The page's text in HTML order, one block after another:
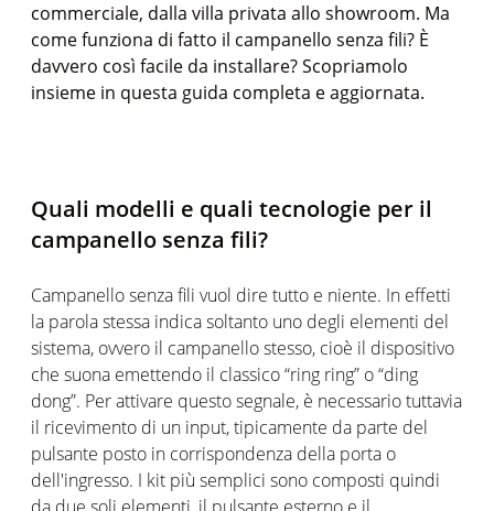
commerciale, dalla villa privata allo showroom. Ma
come funziona di fatto il campanello senza fili? È
davvero così facile da installare? Scopriamolo
insieme in questa guida completa e aggiornata.
Quali modelli e quali tecnologie per il
campanello senza fili?
Campanello senza fili vuol dire tutto e niente. In effetti
la parola stessa indica soltanto uno degli elementi del
sistema, ovvero il campanello stesso, cioè il dispositivo
che suona emettendo il classico “ring ring” o “ding
dong”. Per attivare questo segnale, è necessario tuttavia
il ricevimento di un input, tipicamente da parte del
pulsante posto in corrispondenza della porta o
dell'ingresso. I kit più semplici sono composti quindi